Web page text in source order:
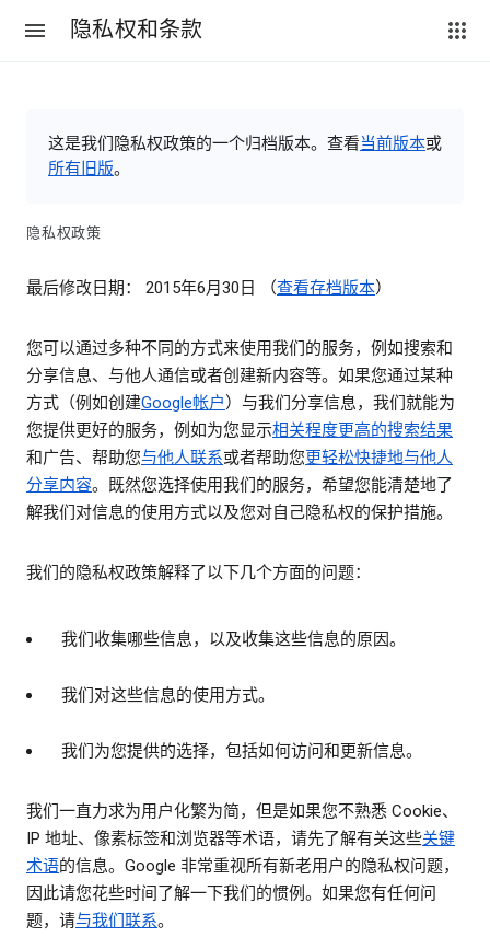
隐私权和条款
这是我们隐私权政策的一个归档版本。查看当前版本或
所有旧版。
隐私权政策
最后修改日期： 2015年6月30日 （查看存档版本）
您可以通过多种不同的方式来使用我们的服务，例如搜索和
分享信息、与他人通信或者创建新内容等。如果您通过某种
方式（例如创建Google帐户）与我们分享信息，我们就能为
您提供更好的服务，例如为您显示相关程度更高的搜索结果
和广告、帮助您与他人联系或者帮助您更轻松快捷地与他人
分享内容。既然您选择使用我们的服务，希望您能清楚地了
解我们对信息的使用方式以及您对自己隐私权的保护措施。
我们的隐私权政策解释了以下几个方面的问题：
我们收集哪些信息，以及收集这些信息的原因。
我们对这些信息的使用方式。
我们为您提供的选择，包括如何访问和更新信息。
我们一直力求为用户化繁为简，但是如果您不熟悉 Cookie、
IP 地址、像素标签和浏览器等术语，请先了解有关这些关键
术语的信息。Google 非常重视所有新老用户的隐私权问题，
因此请您花些时间了解一下我们的惯例。如果您有任何问
题，请与我们联系。